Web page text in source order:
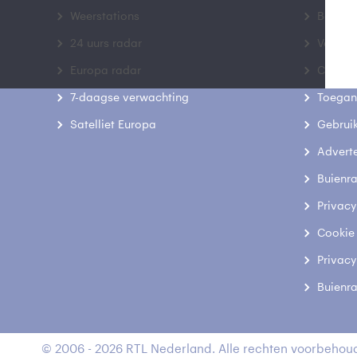
Weerstations
24 uurs radar
Europa radar
7-daagse verwachting
Satelliet Europa
Contact
© 2006 - 2026 RTL Nederland. Alle rechten